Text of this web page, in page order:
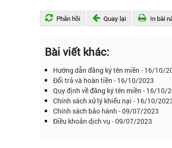
Phản hồi Quay lại In bài
Bài viết khác:
Hướng dẫn đăng ký tên miền - 16/10/
Đổi trả và hoàn tiền - 16/10/2023
Quy định về đăng ký tên miền - 16/10/
Chính sách xử lý khiếu nại - 16/10/
Chính sách bảo hành - 09/07/2023
Điều khoản dịch vụ - 09/07/2023